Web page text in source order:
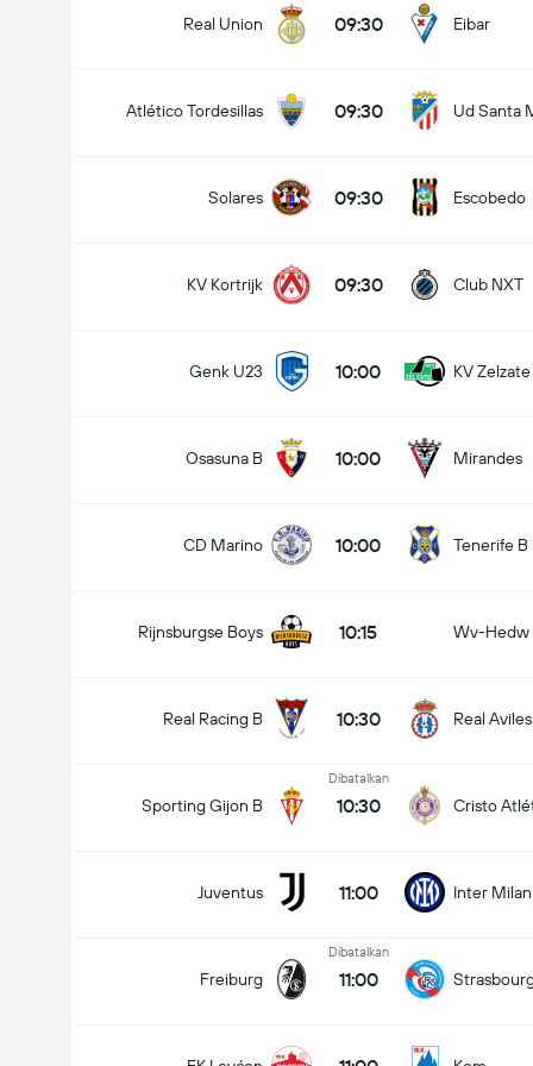
Real Union 09:30 Eibar
Atlético Tordesillas 09:30 Ud Santa
Solares 09:30 Escobedo
KV Kortrijk 09:30 Club NXT
Genk U23 10:00 KV Zelzate
Osasuna B 10:00 Mirandes
CD Marino 10:00 Tenerife B
Rijnsburgse Boys 10:15 Wv-Hedw
Real Racing B 10:30 Real Aviles
Sporting Gijon B
Dibatalkan
10:30 Cristo
Juventus 11:00 Inter Milan
Freiburg
Dibatalkan
11:00